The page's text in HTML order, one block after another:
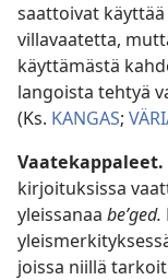
saattoivat
villavaatetta,
käyttämästä
langoista tehtyä
(Ks. KANGAS;
Vaatekappaleet.
kirjoituksissa
yleissanaa beʹged.
joissa niillä